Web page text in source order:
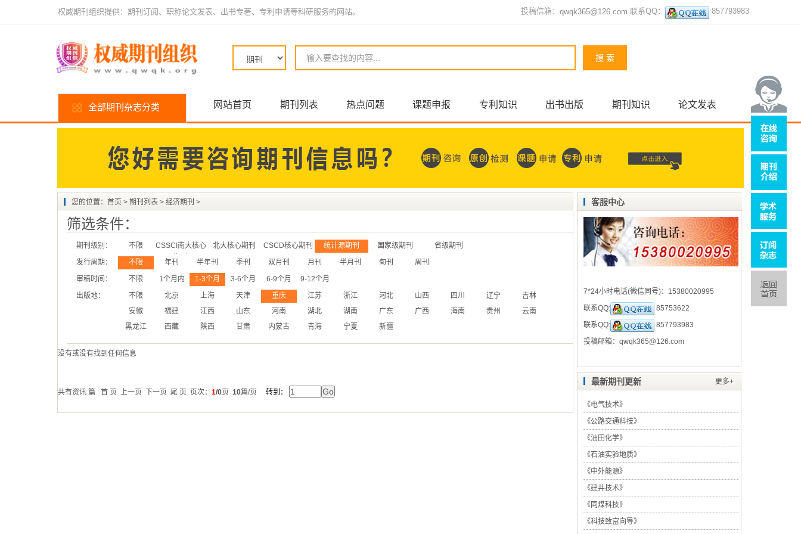
权威期刊组织提供：期刊订阅、职称论文发表、出书专著、专利申请等科研服务的网站。 投稿信箱： qwqk365@126.com 联系QQ： 857793983
全部期刊杂志分类 网站首页 期刊列表 热点问题 课题申报 专利知识 出书出版 期刊知识 论文发表
您的位置： 首页 > 期刊列表 > 经济期刊 >
筛选条件：
期刊级别： 不限
CSSCI南大核心
期刊
北大核心期刊 CSCD核心期刊 统计源期刊 国家级期刊
省级期刊
发行周期：
不限 年刊 半年刊 季刊 双月刊 月刊 半月刊 旬刊
周刊
审稿时间：
不限 1个月内 1-3个月 3-6个月 6-9个月
9-12个月
出版地：
不限 北京 上海 天津 重庆 江苏 浙江 河北 山西 四川 辽宁
吉林
安徽
福建 江西 山东 河南 湖北 湖南 广东 广西 海南 贵州
云南
黑龙江
西藏 陕西 甘肃 内蒙古 青海 宁夏 新疆
没有或没有找到任何信息
共有资讯 篇 首 页 上一页 下一页 尾 页 页次： 1/0页 10篇/页 转到：
客服中心
7*24小时电话(微信同号)： 15380020995
联系QQ:
85753622
联系QQ:
857793983
投稿邮箱： qwqk365@126.com
最新期刊更新 更多+
《电气技术》
《公路交通科技》
《油田化学》
《石油实验地质》
《中外能源》
《建井技术》
《 同煤科技》
《科技致富向导》